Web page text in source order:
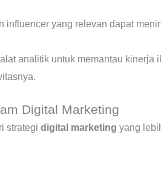
influencer yang relevan dapat
analitik untuk memantau
Digital Marketing
strategi digital marketing yang